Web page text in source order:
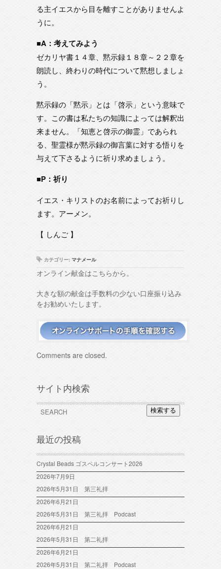
る主イエスから目を離すことがありませんよ
うに。
■A：考えてみよう
ゼカリヤ書１４章、黙示録１８章～２２章を
朗読し、終わりの時代について黙想しましょ
う。
黙示録の「黙示」とは「啓示」という意味で
す。この書は私たちの知識によっては解釈出
来ません。「知恵と啓示の御霊」であられ
る、聖霊様が黙示録の御言葉に対する悟りを
与えて下さるように祈り求めましょう。
■P：祈り
イエス・キリストのお名前によってお祈りし
ます。アーメン。
【 しんご 】
カテゴリー: マナメール
オンライン献金はこちらから。
大きな額の献金は手数料の少ない口座振り込み
をお勧めいたします。
Comments are closed.
サイト内検索
検索する
最近の投稿
Crystal Beads ゴスペルコンサート2026
2026年7月9日
2026年5月31日 第三礼拝
2026年6月21日
2026年5月31日 第三礼拝 Podcast
2026年6月21日
2026年5月31日 第二礼拝
2026年6月21日
2026年5月31日 第二礼拝 Podcast